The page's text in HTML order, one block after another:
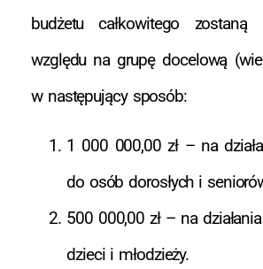
budżetu całkowitego zostaną
względu na grupę docelową
w następujący sposób:
1 000 000,00 zł – na
do osób dorosłych i
500 000,00 zł – na
dzieci i młodzieży.